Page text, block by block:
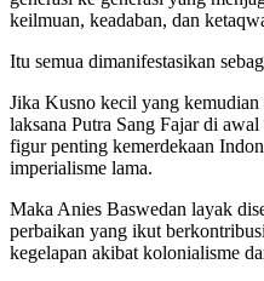
keilmuan, keadaban, dan
Itu semua dimanifestasikan
Jika Kusno kecil yang
laksana Putra Sang Fajar di
figur penting kemerdekaan
imperialisme lama.
Maka Anies Baswedan layak
perbaikan yang ikut
kegelapan akibat kolonialisme